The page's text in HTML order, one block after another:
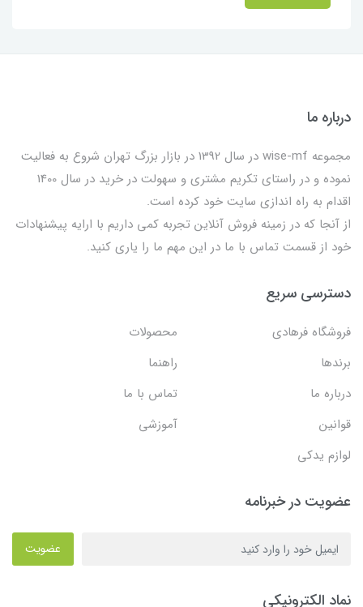
درباره ما
مجموعه wise-mf در سال 1392 در بازار بزرگ تهران شروع به فعالیت
نموده و در راستای تکریم مشتری و سهولت در خرید در سال 1400
اقدام به راه اندازی سایت خود کرده است.
از آنجا که در زمینه فروش آنلاین تجربه کمی داریم با ارایه پیشنهادات
خود از قسمت تماس با ما در این مهم ما را یاری کنید.
دسترسی سریع
فروشگاه فرهادی
محصولات
برندها
راهنما
درباره ما
تماس با ما
قوانین
آموزشی
لوازم یدکی
عضویت در خبرنامه
عضویت
نماد الکترونیکی